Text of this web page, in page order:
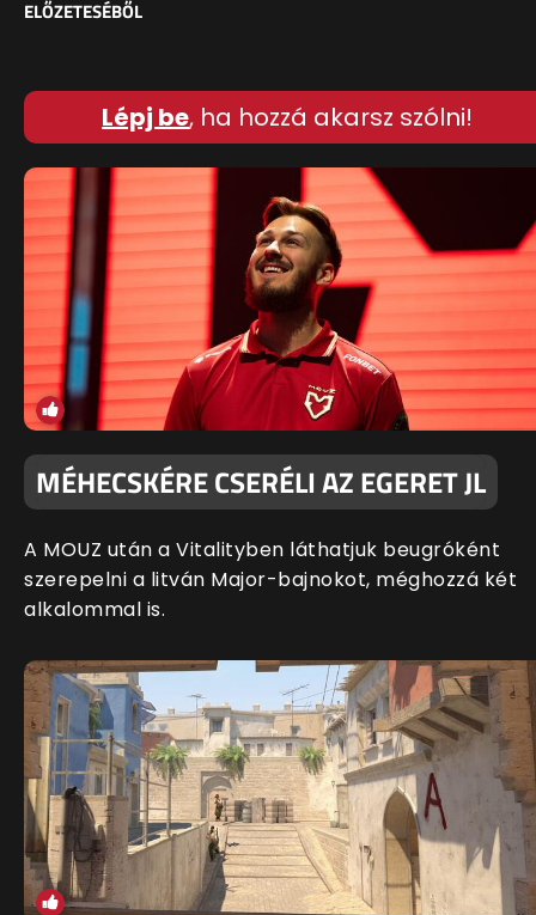
ELŐZETESÉBŐL
Lépj be, ha hozzá akarsz szólni!
MÉHECSKÉRE CSERÉLI AZ EGERET JL
A MOUZ után a Vitalityben láthatjuk beugróként
szerepelni a litván Major-bajnokot, méghozzá két
alkalommal is.